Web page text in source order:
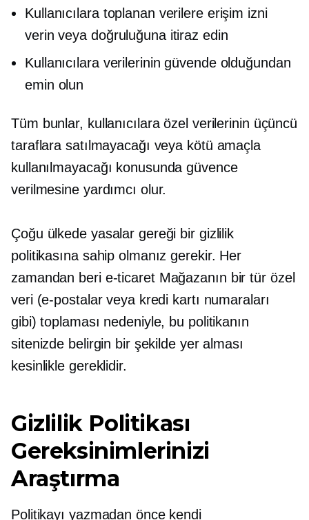
Kullanıcılara toplanan verilere erişim izni
verin veya doğruluğuna itiraz edin
Kullanıcılara verilerinin güvende olduğundan
emin olun
Tüm bunlar, kullanıcılara özel verilerinin üçüncü
taraflara satılmayacağı veya kötü amaçla
kullanılmayacağı konusunda güvence
verilmesine yardımcı olur.
Çoğu ülkede yasalar gereği bir gizlilik
politikasına sahip olmanız gerekir. Her
zamandan beri e-ticaretMağazanın bir tür özel
veri (e-postalar veya kredi kartı numaraları
gibi) toplaması nedeniyle, bu politikanın
sitenizde belirgin bir şekilde yer alması
kesinlikle gereklidir.
Gizlilik Politikası
Gereksinimlerinizi
Araştırma
Politikayı yazmadan önce kendi